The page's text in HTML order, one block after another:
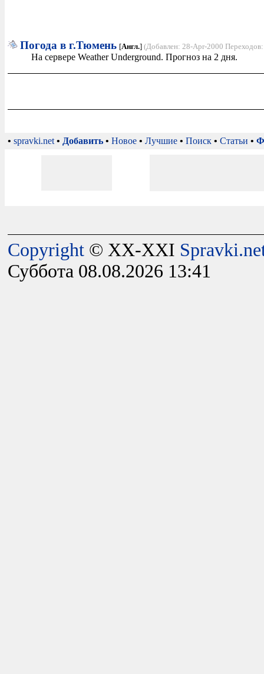
Погода в г.Тюмень [Англ.] (Добавлен: 28-Apr-2000
На сервере Weather Underground. Прогноз на 2 дня.
• spravki.net • Добавить • Новое • Лучшие • Поиск • Статьи •
Copyright © XX-XXI
Суббота 08.08.2026 13:41